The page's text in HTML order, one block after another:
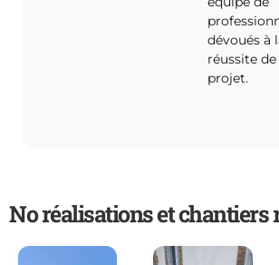
dévoués à
réussite
projet.
No réalisations et chantiers